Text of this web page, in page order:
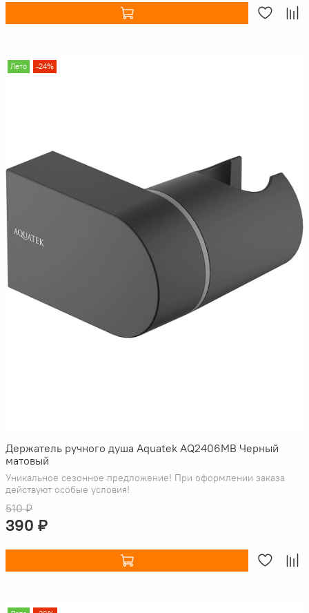
Лето -24%
Держатель ручного душа Aquatek AQ2406MB Черный
матовый
Уникальное сезонное предложение! При оформлении заказа
действуют особые условия!
510 ₽
390 ₽